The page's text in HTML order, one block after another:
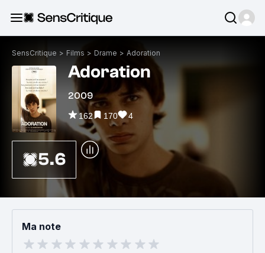
SensCritique > Films > Drame > Adoration
Adoration
2009
162 170 4
5.6
Ma note